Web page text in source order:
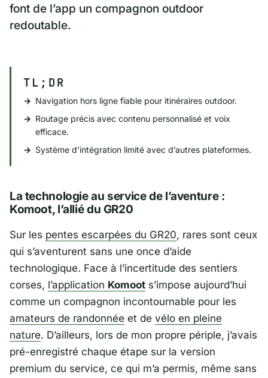
font de l’app un compagnon outdoor
redoutable.
TL;DR
Navigation hors ligne fiable pour itinéraires outdoor.
Routage précis avec contenu personnalisé et voix
efficace.
Système d’intégration limité avec d’autres plateformes.
La technologie au service de l’aventure :
Komoot, l’allié du GR20
Sur les pentes escarpées du GR20, rares sont ceux
qui s’aventurent sans une once d’aide
technologique. Face à l’incertitude des sentiers
corses, l’application Komoot s’impose aujourd’hui
comme un compagnon incontournable pour les
amateurs de randonnée et de vélo en pleine
nature. D’ailleurs, lors de mon propre périple, j’avais
pré-enregistré chaque étape sur la version
premium du service, ce qui m’a permis, même sans